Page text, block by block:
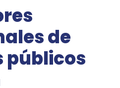
de
públicos